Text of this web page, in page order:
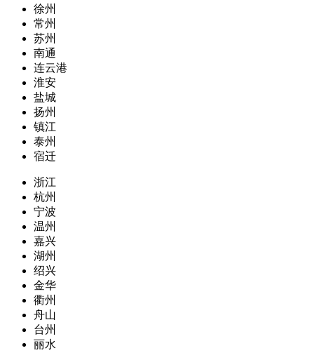
徐州
常州
苏州
南通
连云港
淮安
盐城
扬州
镇江
泰州
宿迁
浙江
杭州
宁波
温州
嘉兴
湖州
绍兴
金华
衢州
舟山
台州
丽水